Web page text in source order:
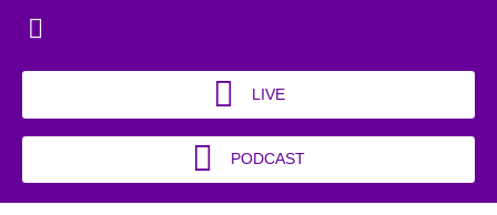
LIVE
PODCAST